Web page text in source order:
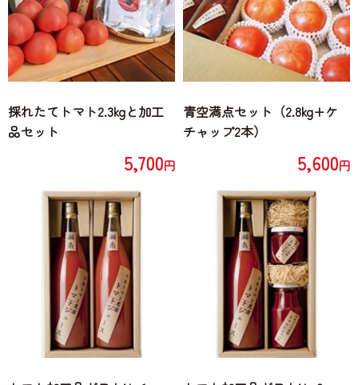
採れたてトマト2.3kgと加工
品セット
5,700円
青空満点セット（2.8kg+ケ
チャップ2本）
5,600円